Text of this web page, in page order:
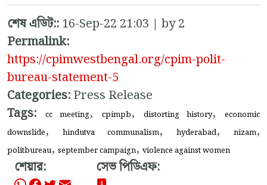
শেষ এডিট::16-Sep-22 21:03 | by 2
Permalink:
https://cpimwestbengal.org/cpim-polit-
bureau-statement-5
Categories:Press Release
Tags:
cc meeting,cpimpb, distorting history,economic
downslide, hindutva communalism, hyderabad, nizam,
politbureau, september campaign, violence against women
শেয়ার: সেভ পিডিএফ: